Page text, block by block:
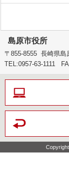
島原市役所
〒855-8555 長崎県島
TEL:0957-63-1111